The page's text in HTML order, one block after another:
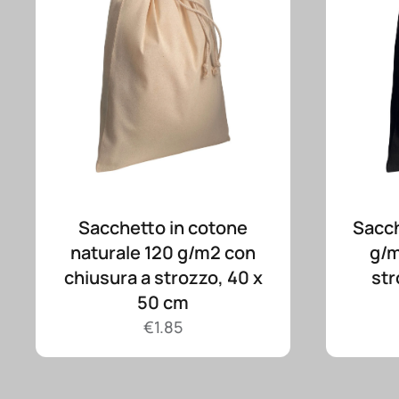
Sacchetto in cotone
naturale 120 g/m2 con
chiusura a strozzo, 40 x
50 cm
€1.85
g/